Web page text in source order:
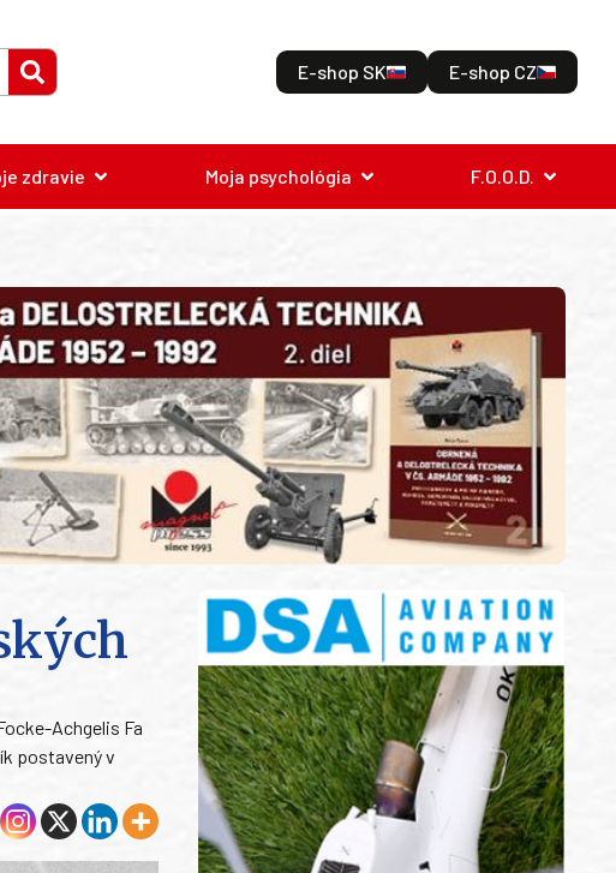
E-shop SK E-shop CZ
zdravie Moja psychológia F.O.O.D.
Achgelis Fa
postavený v